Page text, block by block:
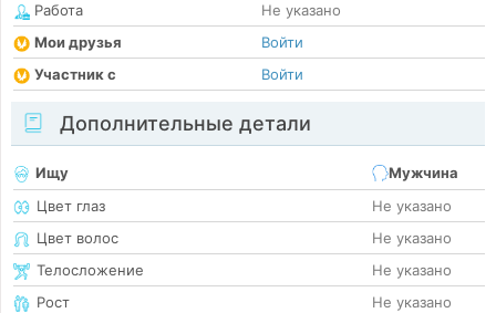
Работа
Не указано
Мои друзья
Войти
Участник с
Войти
Дополнительные детали
Ищу
Мужчина
Цвет глаз
Не указано
Цвет волос
Не указано
Телосложение
Не указано
Рост
Не указано